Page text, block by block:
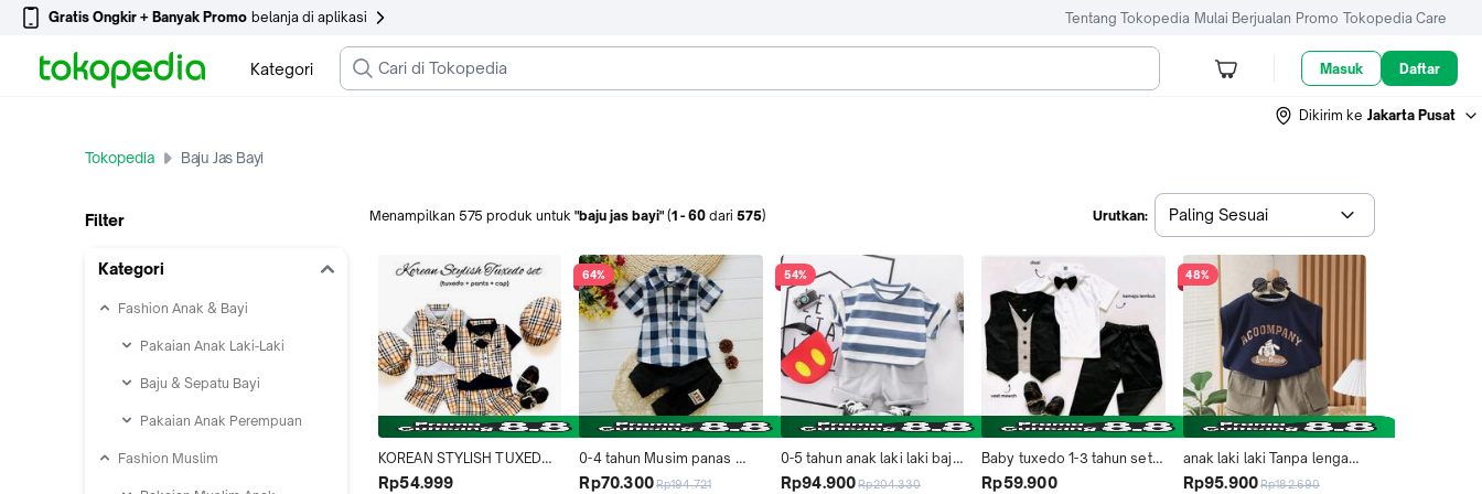
Gratis Ongkir + Banyak Promo belanja di aplikasi Tentang Tokopedia Mulai Berjualan Promo Tokopedia Care
Kategori Masuk Daftar
Dikirim ke Jakarta Pusat
Tokopedia Baju Jas Bayi
Filter
Kategori
Fashion Anak & Bayi
Pakaian Anak Laki-Laki
Baju & Sepatu Bayi
Pakaian Anak Perempuan
Fashion Muslim
Menampilkan 575 produk untuk "baju jas bayi" (1 -60 dari 575) Urutkan: Paling Sesuai
KOREAN STYLISH TUXEDO
0-18 Bulan baby baju pesta
Rp54.999
64%
0-4 tahun Musim panas
baju baru lahir pakaian
Rp70.300Rp194.721
54%
0-5 tahun anak laki laki baju
setelan musim panas bayi
Rp94.900Rp204.330
Baby tuxedo 1-3 tahun set
tuxedo bayi baju
Rp59.900
48%
anak laki laki Tanpa lengan
musim panas imut baju
Rp95.900Rp182.690